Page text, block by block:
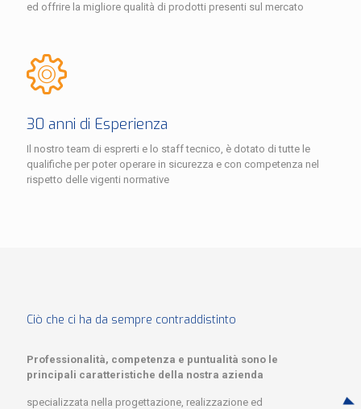
ed offrire la migliore qualità di prodotti presenti sul mercato
30 anni di Esperienza
Il nostro team di esprerti e lo staff tecnico, è dotato di tutte le
qualifiche per poter operare in sicurezza e con competenza nel
rispetto delle vigenti normative
Ciò che ci ha da sempre contraddistinto
Professionalità, competenza e puntualità sono le
principali caratteristiche della nostra azienda
specializzata nella progettazione, realizzazione ed